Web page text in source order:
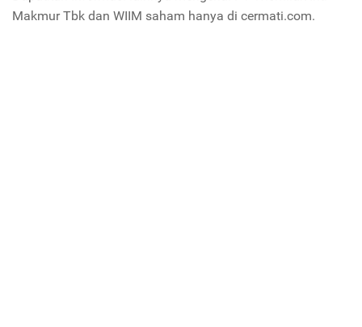
Makmur Tbk dan WIIM saham hanya di cermati.com.